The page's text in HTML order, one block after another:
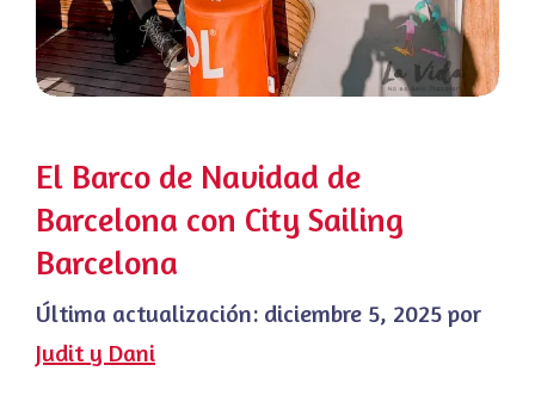
El Barco de Navidad de
Barcelona con City Sailing
Barcelona
Última actualización: diciembre 5, 2025 por
Judit y Dani